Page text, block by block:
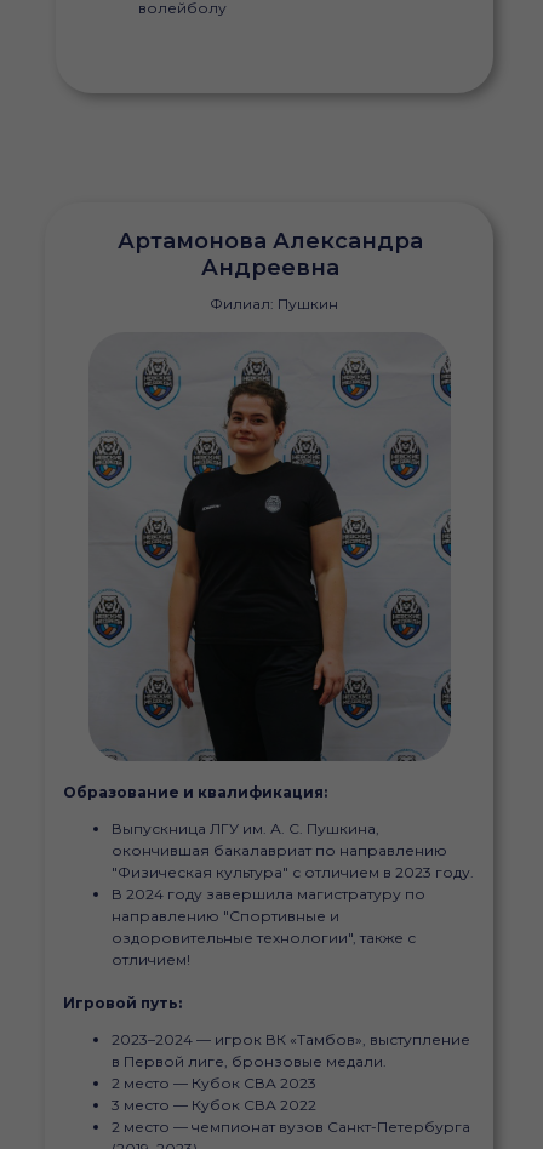
волейболу
Артамонова Александра
Андреевна
Филиал: Пушкин
Образование и квалификация:
Выпускница ЛГУ им. А. С. Пушкина,
окончившая бакалавриат по направлению
"Физическая культура" с отличием в 2023 году.
В 2024 году завершила магистратуру по
направлению "Спортивные и
оздоровительные технологии", также с
отличием!
Игровой путь:
2023–2024 — игрок ВК «Тамбов», выступление
в Первой лиге, бронзовые медали.
2 место — Кубок СВА 2023
3 место — Кубок СВА 2022
2 место — чемпионат вузов Санкт-Петербурга